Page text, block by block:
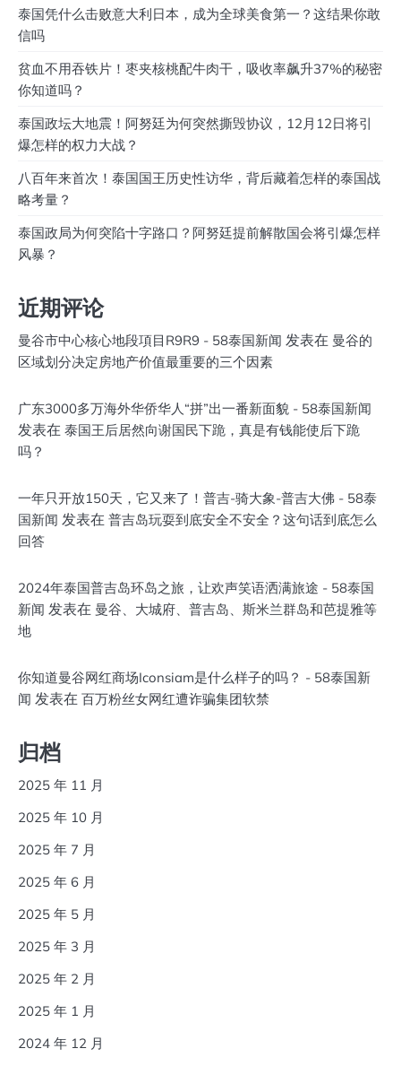
泰国凭什么击败意大利日本，成为全球美食第一？这结果你敢
信吗
贫血不用吞铁片！枣夹核桃配牛肉干，吸收率飙升37%的秘密
你知道吗？
泰国政坛大地震！阿努廷为何突然撕毁协议，12月12日将引
爆怎样的权力大战？
八百年来首次！泰国国王历史性访华，背后藏着怎样的泰国战
略考量？
泰国政局为何突陷十字路口？阿努廷提前解散国会将引爆怎样
风暴？
近期评论
曼谷市中心核心地段項目R9R9 - 58泰国新闻 发表在 曼谷的
区域划分决定房地产价值最重要的三个因素
广东3000多万海外华侨华人“拼”出一番新面貌 - 58泰国新闻
发表在 泰国王后居然向谢国民下跪，真是有钱能使后下跪
吗？
一年只开放150天，它又来了！普吉-骑大象-普吉大佛 - 58泰
国新闻 发表在 普吉岛玩耍到底安全不安全？这句话到底怎么
回答
2024年泰国普吉岛环岛之旅，让欢声笑语洒满旅途 - 58泰国
新闻 发表在 曼谷、大城府、普吉岛、斯米兰群岛和芭提雅等
地
你知道曼谷网红商场Iconsiam是什么样子的吗？ - 58泰国新
闻 发表在 百万粉丝女网红遭诈骗集团软禁
归档
2025 年 11 月
2025 年 10 月
2025 年 7 月
2025 年 6 月
2025 年 5 月
2025 年 3 月
2025 年 2 月
2025 年 1 月
2024 年 12 月